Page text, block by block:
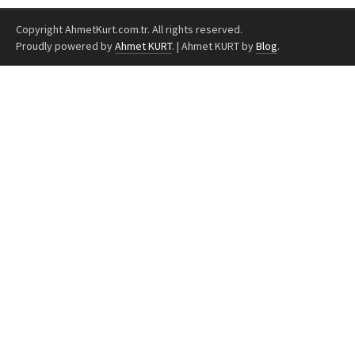
Copyright AhmetKurt.com.tr. All rights reserved.
Proudly powered byAhmet KURT. | Ahmet KURT byBlog.